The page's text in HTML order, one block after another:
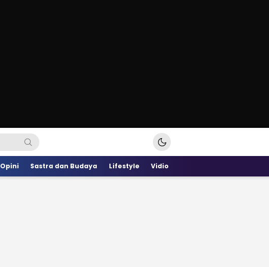
Opini Sastra dan Budaya Lifestyle Vidio